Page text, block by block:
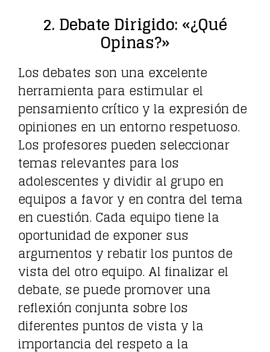
2. Debate Dirigido: «¿Qué
Opinas?»
Los debates son una excelente
herramienta para estimular el
pensamiento crítico y la expresión de
opiniones en un entorno respetuoso.
Los profesores pueden seleccionar
temas relevantes para los
adolescentes y dividir al grupo en
equipos a favor y en contra del tema
en cuestión. Cada equipo tiene la
oportunidad de exponer sus
argumentos y rebatir los puntos de
vista del otro equipo. Al finalizar el
debate, se puede promover una
reflexión conjunta sobre los
diferentes puntos de vista y la
importancia del respeto a la